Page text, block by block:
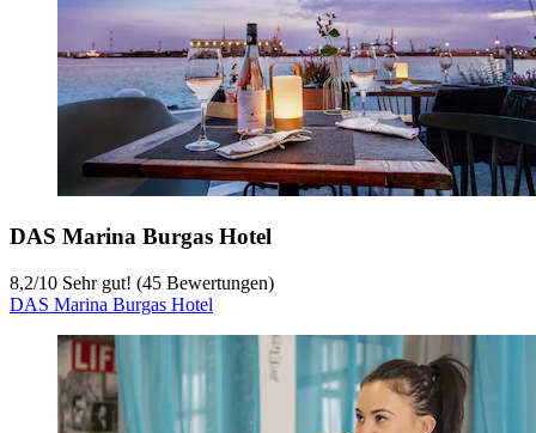
DAS Marina Burgas Hotel
8,2/10 Sehr gut! (45 Bewertungen)
DAS Marina Burgas Hotel